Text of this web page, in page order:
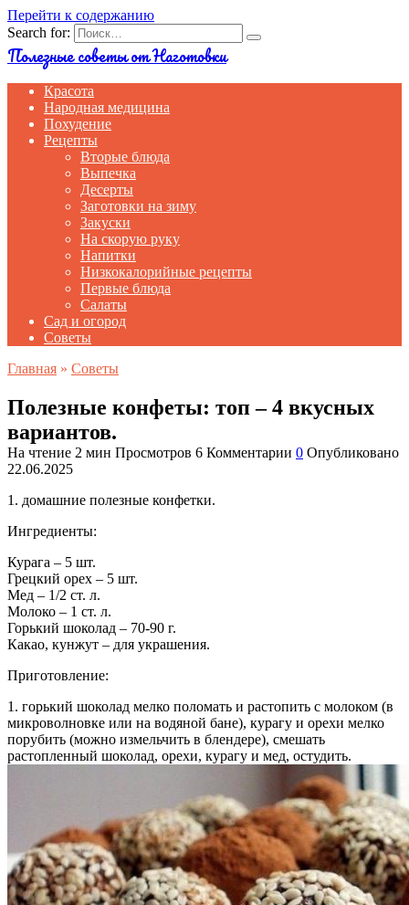
Перейти к содержанию
Search for:
Полезные советы от Наготовки
Красота
Народная медицина
Похудение
Рецепты
Вторые блюда
Выпечка
Десерты
Заготовки на зиму
Закуски
На скорую руку
Напитки
Низкокалорийные рецепты
Первые блюда
Салаты
Сад и огород
Советы
Главная » Советы
Полезные конфеты: топ – 4 вкусных
вариантов.
На чтение 2 мин Просмотров 6 Комментарии 0 Опубликовано
22.06.2025
1. домашние полезные конфетки.
Ингредиенты:
Курага – 5 шт.
Грецкий орех – 5 шт.
Мед – 1/2 ст. л.
Молоко – 1 ст. л.
Горький шоколад – 70-90 г.
Какао, кунжут – для украшения.
Приготовление:
1. горький шоколад мелко поломать и растопить с молоком (в
микроволновке или на водяной бане), курагу и орехи мелко
порубить (можно измельчить в блендере), смешать
растопленный шоколад, орехи, курагу и мед, остудить.